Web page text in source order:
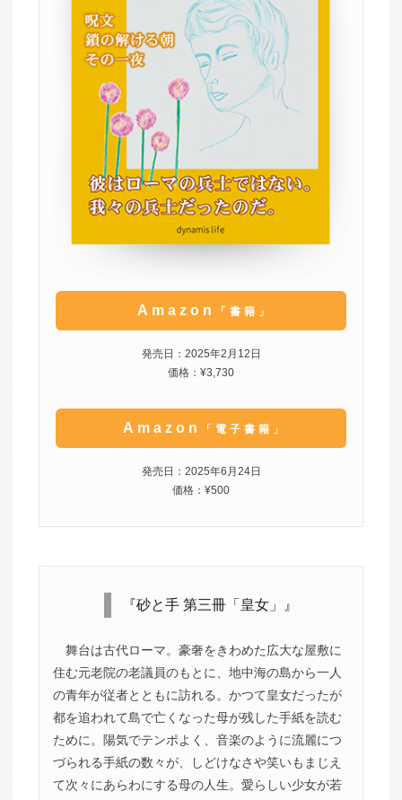
Amazon 「書籍」
発売日：2025年2月12日
価格：¥3,730
Amazon 「電子書籍」
発売日：2025年6月24日
価格：¥500
『砂と手 第三冊「皇女」』
舞台は古代ローマ。豪奢をきわめた広大な屋敷に
住む元老院の老議員のもとに、地中海の島から一人
の青年が従者とともに訪れる。かつて皇女だったが
都を追われて島で亡くなった母が残した手紙を読む
ために。陽気でテンポよく、音楽のように流麗につ
づられる手紙の数々が、しどけなさや笑いもまじえ
て次々にあらわにする母の人生。愛らしい少女が若